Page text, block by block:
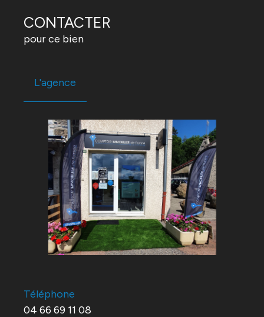
CONTACTER
pour ce bien
L'agence
Téléphone
04 66 69 11 08